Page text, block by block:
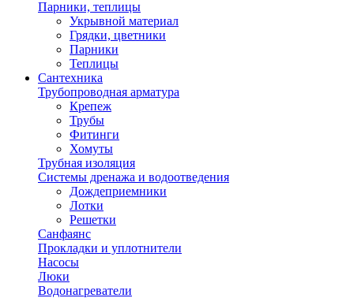
Парники, теплицы
Укрывной материал
Грядки, цветники
Парники
Теплицы
Сантехника
Трубопроводная арматура
Крепеж
Трубы
Фитинги
Хомуты
Трубная изоляция
Системы дренажа и водоотведения
Дождеприемники
Лотки
Решетки
Санфаянс
Прокладки и уплотнители
Насосы
Люки
Водонагреватели